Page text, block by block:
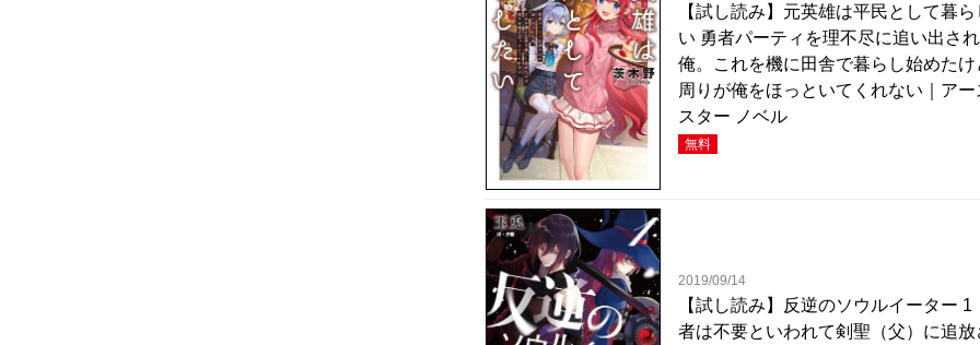
【試し読み】元英雄は平民として暮ら
い 勇者パーティを理不尽に追い出さ
俺。これを機に田舎で暮らし始めたけ
周りが俺をほっといてくれない｜アー
スター ノベル
無料
2019/09/14
【試し読み】反逆のソウルイーター 1
者は不要といわれて剣聖（父）に追放